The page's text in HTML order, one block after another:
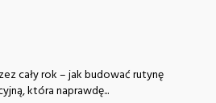
cały rok – jak budować rutynę
która naprawdę...